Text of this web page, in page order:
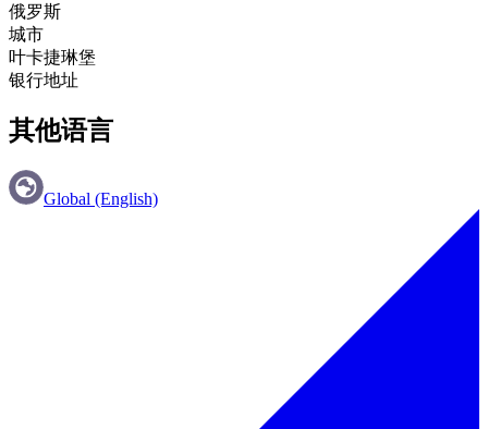
俄罗斯
城市
叶卡捷琳堡
银行地址
其他语言
Global (English)